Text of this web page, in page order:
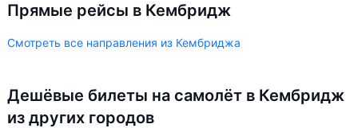
Прямые рейсы в Кембридж
Смотреть все направления из Кембриджа
Дешёвые билеты на самолёт в Кембридж
из других городов